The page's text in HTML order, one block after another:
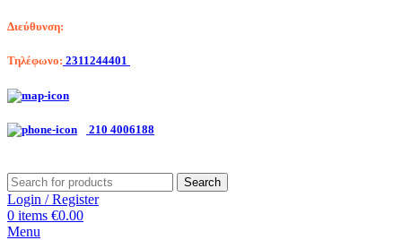
Διεύθυνση:
Τηλέφωνο: 2311244401
210 4006188
Search
Login / Register
0 items €0.00
Menu